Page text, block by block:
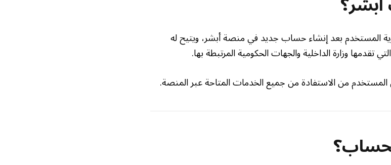
المستخدم بعد إنشاء حساب جديد في منصة أبشر، ويتيح له
تقدمها وزارة الداخلية والجهات الحكومية المرتبطة بها.
المستخدم من الاستفادة من جميع الخدمات المتاحة عبر المنصة.